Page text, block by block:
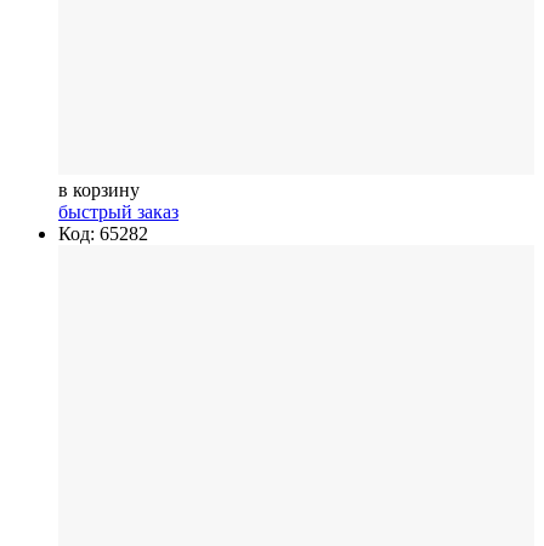
в корзину
быстрый заказ
Код: 65282